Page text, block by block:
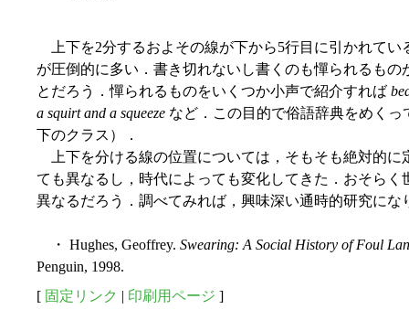
上下を2分するおよその線が下から5行目に引かれてい
が圧倒的に多い．書き切れないし書くのも憚られるも
とだろう．憚られるものをいくつか小声で紹介すれば
a squirt and a squeeze など．この目的で俗語辞典をめく
下のクラス）．
上下を分ける線の位置については，そもそも絶対的に
ても異なるし，時代によっても変化してきた．おそら
異なるだろう．調べてみれば，興味深い通時的研究にな
・ Hughes, Geoffrey. Swearing: A Social History of Foul
Penguin, 1998.
[ 固定リンク | 印刷用ページ ]